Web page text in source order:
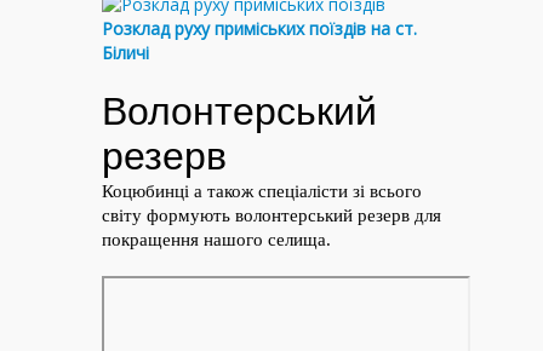
Розклад руху приміських поїздів на ст.
Біличі